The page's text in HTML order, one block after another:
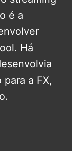
é a
Há
a FX,